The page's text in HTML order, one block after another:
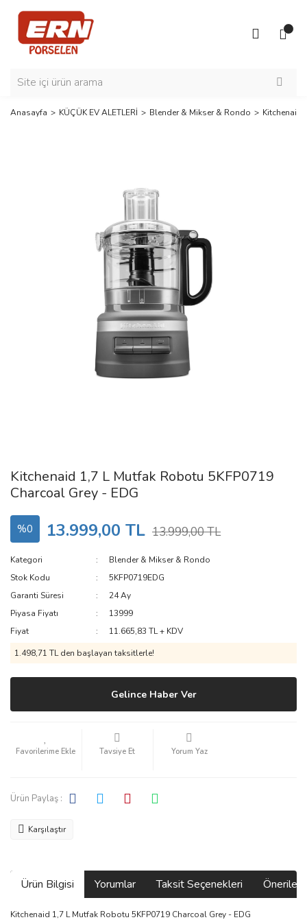
Anasayfa KÜÇÜK EV ALETLERİ Blender & Mikser & Rondo Kitchenaid
Kitchenaid 1,7 L Mutfak Robotu 5KFP0719
Charcoal Grey - EDG
%0 13.999,00 TL 13.999,00 TL
Kategori
Blender & Mikser & Rondo
Stok Kodu
5KFP0719EDG
Garanti Süresi
24 Ay
Piyasa Fiyatı
13999
Fiyat
11.665,83 TL + KDV
1.498,71 TL den başlayan taksitlerle!
Gelince Haber Ver
Tavsiye Et Yorum Yaz
Ürün Paylaş :
Karşılaştır
Ürün Bilgisi Yorumlar Taksit Seçenekleri
Kitchenaid 1,7 L Mutfak Robotu 5KFP0719 Charcoal Grey - EDG